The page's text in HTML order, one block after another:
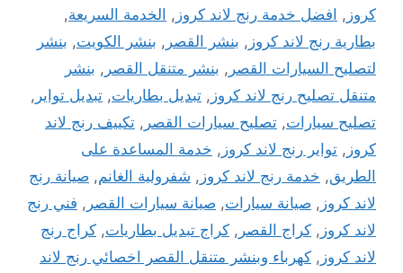
كروز , افضل خدمة رنج لاند كروز , الخدمة السريعة,
بطارية رنج لاند كروز , بنشر القصر , بنشر الكويت, بنشر
لتصليح السيارات القصر , بنشر متنقل القصر , بنشر
متنقل تصليح رنج لاند كروز , تبديل بطاريات, تبديل تواير ,
تصليح سيارات, تصليح سيارات القصر , تكييف رنج لاند
كروز , تواير رنج لاند كروز , خدمة المساعدة على
الطريق, خدمة رنج لاند كروز , شفرولية الغانم, صيانة رنج
لاند كروز , صيانة سيارات, صيانة سيارات القصر , فني رنج
لاند كروز , كراج القصر , كراج تبديل بطاريات, كراج رنج
لاند كروز , كهرباء وبنشر متنقل القصر اخصائي رنج لاند